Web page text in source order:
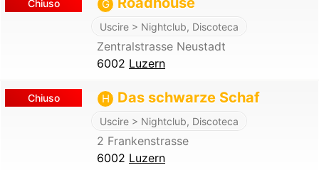
Chiuso G
Uscire > Nightclub, Discoteca
Zentralstrasse Neustadt
6002 Luzern
Chiuso H Das schwarze Schaf
Uscire > Nightclub, Discoteca
2 Frankenstrasse
6002 Luzern